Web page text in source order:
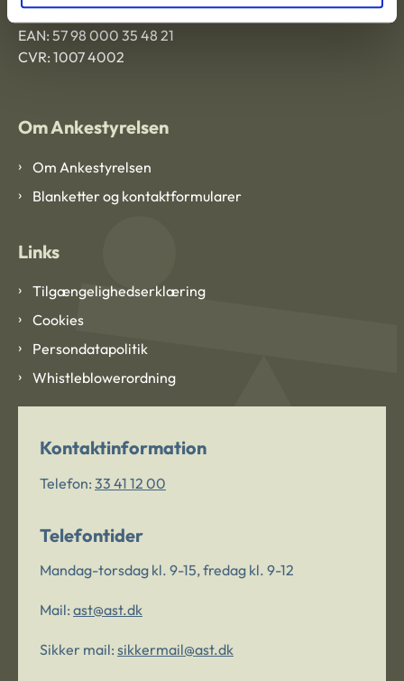
EAN: 57 98 000 35 48 21
CVR: 1007 4002
Om Ankestyrelsen
Om Ankestyrelsen
Blanketter og kontaktformularer
Links
Tilgængelighedserklæring
Cookies
Persondatapolitik
Whistleblowerordning
Kontaktinformation
Telefon: 33 41 12 00
Telefontider
Mandag-torsdag kl. 9-15, fredag kl. 9-12
Mail: ast@ast.dk
Sikker mail: sikkermail@ast.dk